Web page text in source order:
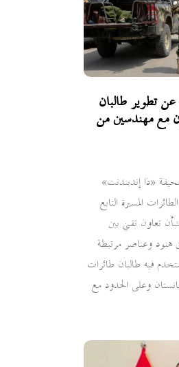
تطوير طالبان
مع مهندسين من
«ذا إندبندنت»
المسيرة التابع
تعاون تقني بين
وعناصر مرتبطة
فيه طالبان طائرات
وعلى الحدود مع